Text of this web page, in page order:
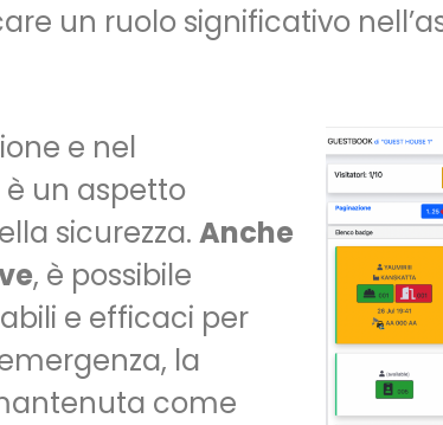
un ruolo significativo
e nel
un aspetto
sicurezza. Anche
, è possibile
e efficaci per
la
come